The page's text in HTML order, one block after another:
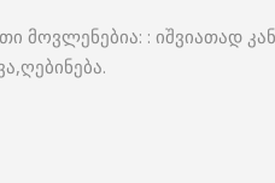
მოვლენებია: : იშვიათად